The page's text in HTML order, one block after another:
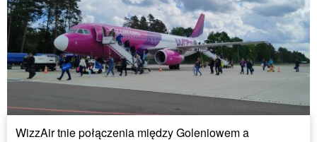
WizzAir tnie połączenia między Goleniowem a